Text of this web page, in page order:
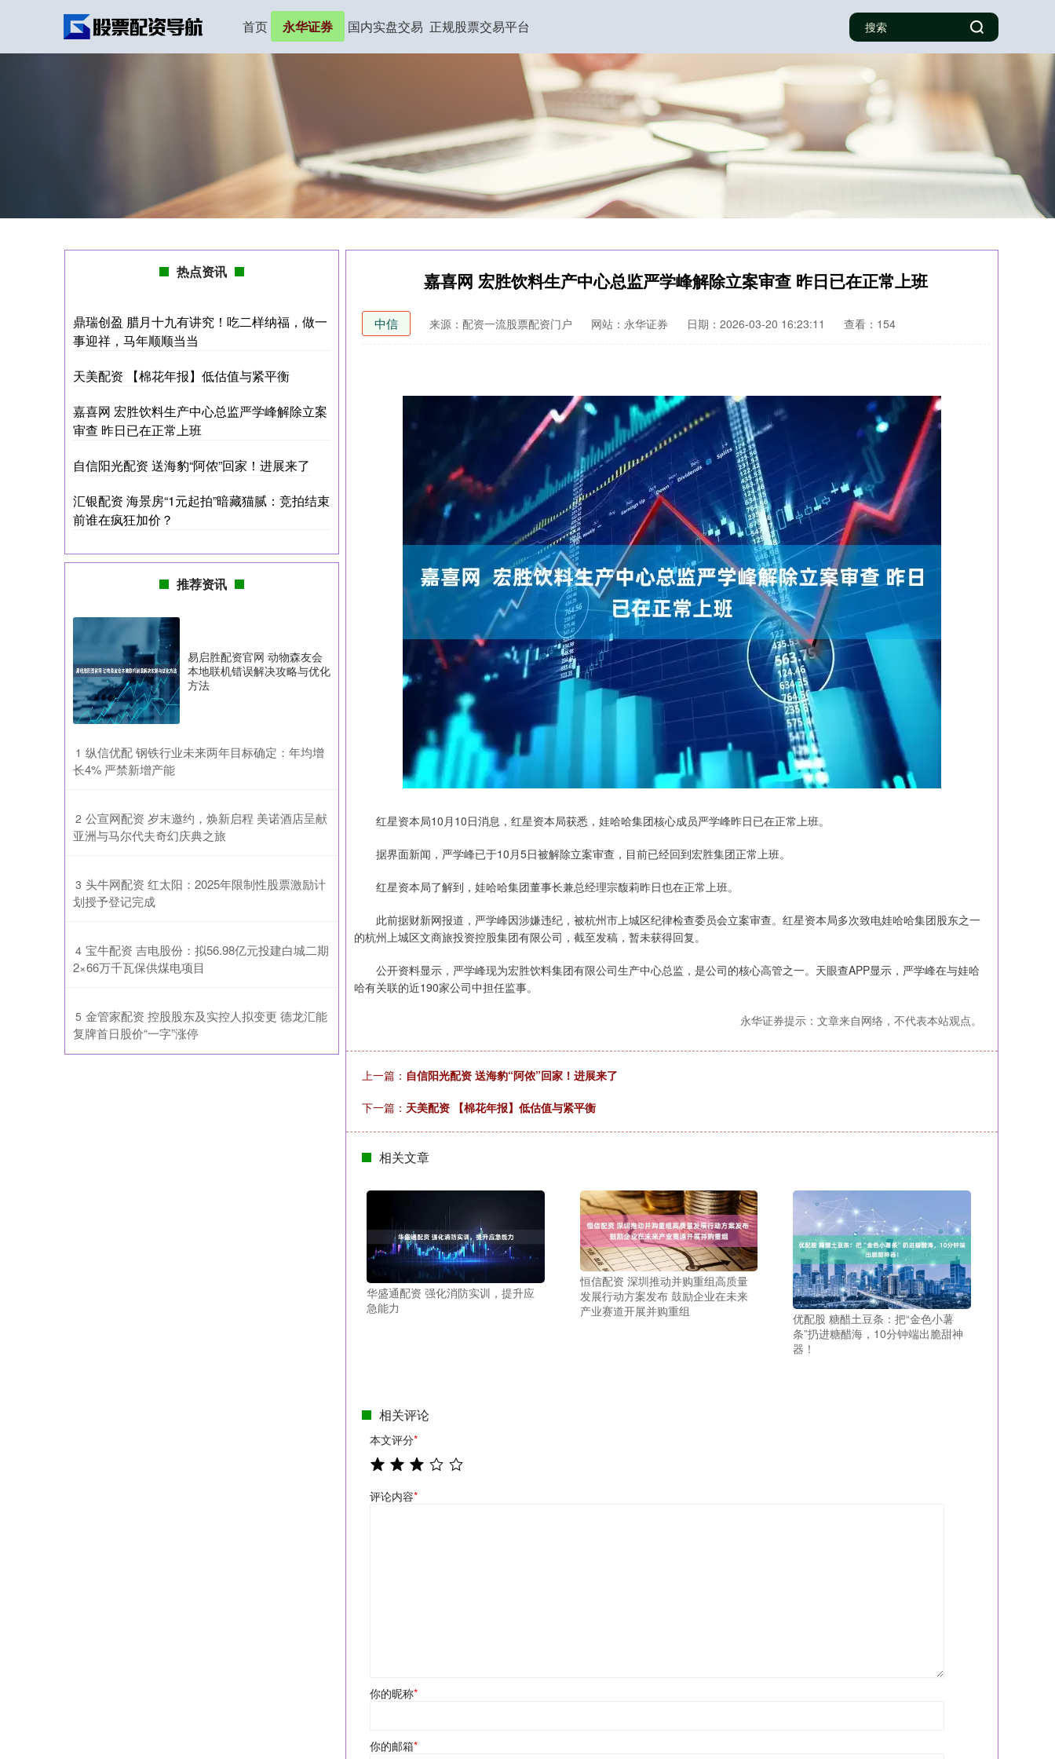
首页 永华证券 国内实盘交易 正规股票交易平台
嘉喜网 宏胜饮料生产中心总监严学峰解除立案审查 昨日已在正常上班
中信 来源：配资一流股票配资门户 网站：永华证券 日期：2026-03-20 16:23:11 查看：154
红星资本局10月10日消息，红星资本局获悉，娃哈哈集团核心成员严学峰昨日已在正常上班。
据界面新闻，严学峰已于10月5日被解除立案审查，目前已经回到宏胜集团正常上班。
红星资本局了解到，娃哈哈集团董事长兼总经理宗馥莉昨日也在正常上班。
此前据财新网报道，严学峰因涉嫌违纪，被杭州市上城区纪律检查委员会立案审查。红星资本局多次致电娃哈哈集团股东之一
的杭州上城区文商旅投资控股集团有限公司，截至发稿，暂未获得回复。
公开资料显示，严学峰现为宏胜饮料集团有限公司生产中心总监，是公司的核心高管之一。天眼查APP显示，严学峰在与娃哈
哈有关联的近190家公司中担任监事。
永华证券提示：文章来自网络，不代表本站观点。
上一篇： 自信阳光配资 送海豹“阿侬”回家！进展来了
下一篇： 天美配资 【棉花年报】低估值与紧平衡
相关文章
华盛通配资 强化消防实训，提升应
急能力
恒信配资 深圳推动并购重组高质量
发展行动方案发布 鼓励企业在未来
产业赛道开展并购重组
优配股 糖醋土豆条：把“金色小薯
条”扔进糖醋海，10分钟端出脆甜神
器！
相关评论
本文评分*
评论内容*
你的昵称*
你的邮箱*
热点资讯
鼎瑞创盈 腊月十九有讲究！吃二样纳福，做一
事迎祥，马年顺顺当当
天美配资 【棉花年报】低估值与紧平衡
嘉喜网 宏胜饮料生产中心总监严学峰解除立案
审查 昨日已在正常上班
自信阳光配资 送海豹“阿侬”回家！进展来了
汇银配资 海景房“1元起拍”暗藏猫腻：竞拍结束
前谁在疯狂加价？
推荐资讯
易启胜配资官网 动物森友会
本地联机错误解决攻略与优化
方法
1 ​纵信优配 钢铁行业未来两年目标确定：年均增
长4% 严禁新增产能
2 ​公宣网配资 岁末邀约，焕新启程 美诺酒店呈献
亚洲与马尔代夫奇幻庆典之旅
3 ​头牛网配资 红太阳：2025年限制性股票激励计
划授予登记完成
4 ​宝牛配资 吉电股份：拟56.98亿元投建白城二期
2×66万千瓦保供煤电项目
5 ​金管家配资 控股股东及实控人拟变更 德龙汇能
复牌首日股价“一字”涨停